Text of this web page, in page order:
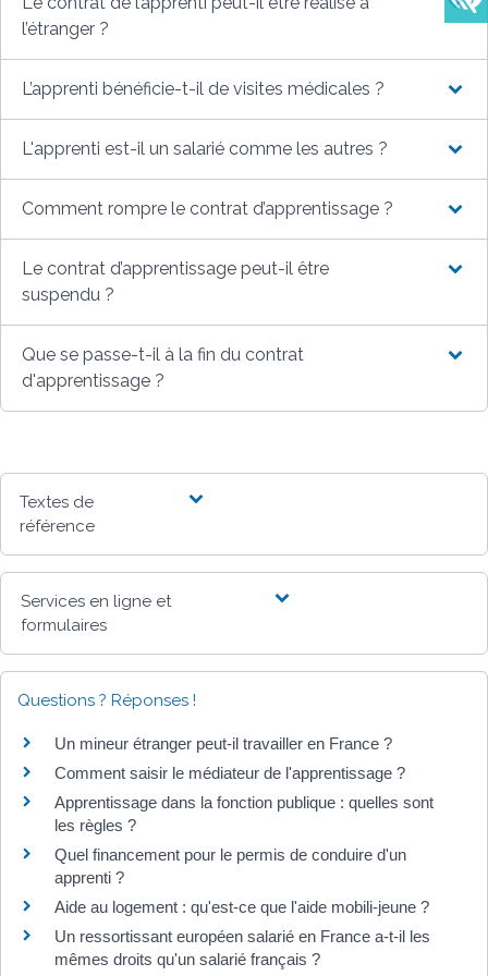
l’étranger ?
L’apprenti bénéficie-t-il de visites médicales ?
L'apprenti est-il un salarié comme les autres ?
Comment rompre le contrat d’apprentissage ?
Le contrat d’apprentissage peut-il être
suspendu ?
Que se passe-t-il à la fin du contrat
d'apprentissage ?
Textes de
référence
Services en ligne et
formulaires
Questions ? Réponses !
Un mineur étranger peut-il travailler en France ?
Comment saisir le médiateur de l'apprentissage ?
Apprentissage dans la fonction publique : quelles sont
les règles ?
Quel financement pour le permis de conduire d'un
apprenti ?
Aide au logement : qu'est-ce que l'aide mobili-jeune ?
Un ressortissant européen salarié en France a-t-il les
mêmes droits qu'un salarié français ?